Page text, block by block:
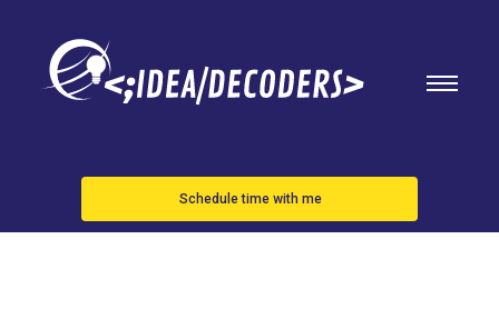
Schedule time with me
ANUNCIADO